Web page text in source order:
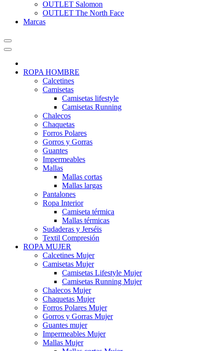
OUTLET Salomon
OUTLET The North Face
Marcas
ROPA HOMBRE
Calcetines
Camisetas
Camisetas lifestyle
Camisetas Running
Chalecos
Chaquetas
Forros Polares
Gorros y Gorras
Guantes
Impermeables
Mallas
Mallas cortas
Mallas largas
Pantalones
Ropa Interior
Camiseta térmica
Mallas térmicas
Sudaderas y Jerséis
Textil Compresión
ROPA MUJER
Calcetines Mujer
Camisetas Mujer
Camisetas Lifestyle Mujer
Camisetas Running Mujer
Chalecos Mujer
Chaquetas Mujer
Forros Polares Mujer
Gorros y Gorras Mujer
Guantes mujer
Impermeables Mujer
Mallas Mujer